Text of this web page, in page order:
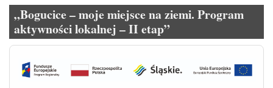
„Bogucice – moje miejsce na ziemi. Program
aktywności lokalnej – II etap”